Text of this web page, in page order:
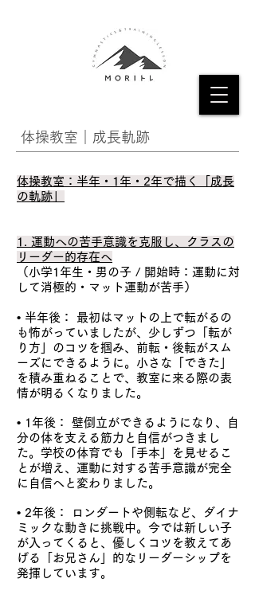
体操教室​｜成長軌跡
体操教室：半年・1年・2年で描く「成長
の軌跡」
1. 運動への苦手意識を克服し、クラスの
リーダー的存在へ
（小学1年生・男の子 / 開始時：運動に対
して消極的・マット運動が苦手）
• 半年後： 最初はマットの上で転がるの
も怖がっていましたが、少しずつ「転が
り方」のコツを掴み、前転・後転がスム
ーズにできるように。小さな「できた」
を積み重ねることで、教室に来る際の表
情が明るくなりました。
• 1年後： 壁倒立ができるようになり、自
分の体を支える筋力と自信がつきまし
た。学校の体育でも「手本」を見せるこ
とが増え、運動に対する苦手意識が完全
に自信へと変わりました。
• 2年後： ロンダートや側転など、ダイナ
ミックな動きに挑戦中。今では新しい子
が入ってくると、優しくコツを教えてあ
げる「お兄さん」的なリーダーシップを
発揮しています。